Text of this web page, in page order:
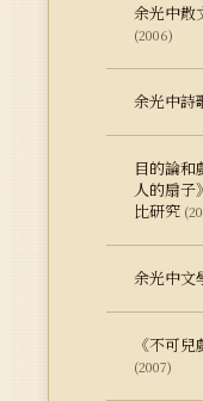
余光中散
(2006)
余光中詩
目的論和
人的扇子
比研究
余光中文
《不可
(2007)